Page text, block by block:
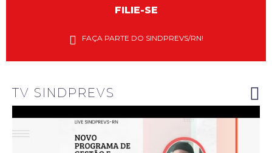
FILIE-SE
FAÇA PARTE DO SINDPREVS/RN!
TV SINDPREVS
explanam
do INSS